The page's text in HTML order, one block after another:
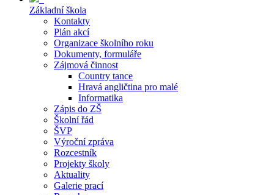
Základní škola
Kontakty
Plán akcí
Organizace školního roku
Dokumenty, formuláře
Zájmová činnost
Country tance
Hravá angličtina pro malé
Informatika
Zápis do ZŠ
Školní řád
ŠVP
Výroční zpráva
Rozcestník
Projekty školy
Aktuality
Galerie prací